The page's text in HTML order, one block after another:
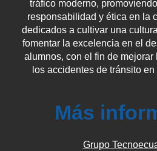
tráfico moderno,
responsabilidad y ética en la
dedicados a cultivar una
fomentar la excelencia en el
alumnos, con el fin de
los accidentes de tránsito
Más
Grupo